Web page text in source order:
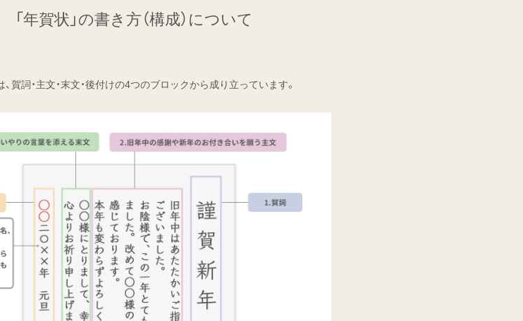
「年賀状」の書き方（構成）について
賀詞・主文・末文・後付けの4つのブロックから成り立っています。